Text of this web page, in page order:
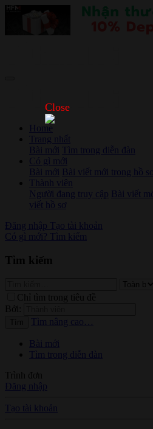
Home
Trang nhất
Bài mới
Tìm trong diễn đàn
Có gì mới
Bài mới Bài viết mới trong hồ
Thành viên
Người đang truy cập Bài viết
viết hồ sơ
Đăng nhập Tạo tài khoản
Có gì mới? Tìm kiếm
Tìm kiếm
Chỉ tìm trong tiêu đề
Bởi:
Tìm nâng cao…
Bài mới
Tìm trong diễn đàn
Trình đơn
Đăng nhập
Tạo tài khoản
Close